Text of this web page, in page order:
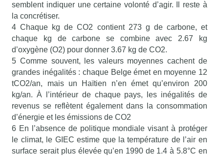
semblent indiquer une certaine volonté d’agir. Il reste à
la concrétiser.
4 Chaque kg de CO2 contient 273 g de carbone, et
chaque kg de carbone se combine avec 2.67 kg
d’oxygène (O2) pour donner 3.67 kg de CO2.
5 Comme souvent, les valeurs moyennes cachent de
grandes inégalités : chaque Belge émet en moyenne 12
tCO2/an, mais un Haïtien n’en émet qu’environ 200
kg/an. À l’intérieur de chaque pays, les inégalités de
revenus se reflètent également dans la consommation
d’énergie et les émissions de CO2
6 En l’absence de politique mondiale visant à protéger
le climat, le GIEC estime que la température de l’air en
surface serait plus élevée qu’en 1990 de 1.4 à 5.8°C en